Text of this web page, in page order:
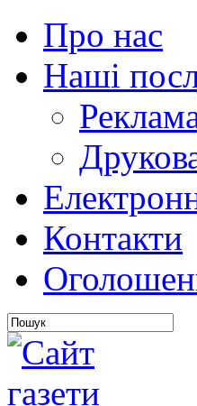
Про нас
Наші
Контакти